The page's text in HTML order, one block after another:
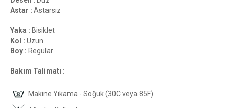
Astar : Astarsız
Yaka : Bisiklet
Kol : Uzun
Boy : Regular
Bakım Talimatı :
Makine Yıkama - Soğuk (30C veya 85F)